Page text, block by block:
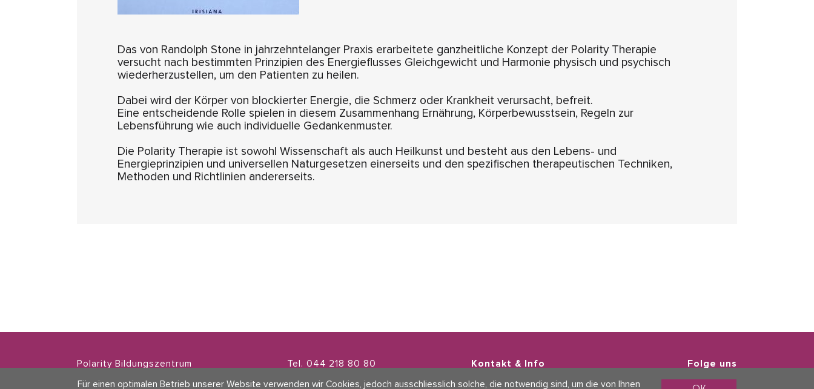
Das von Randolph Stone in jahrzehntelanger Praxis erarbeitete ganzheitliche Konzept der Polarity Therapie
versucht nach bestimmten Prinzipien des Energieflusses Gleichgewicht und Harmonie physisch und psychisch
wiederherzustellen, um den Patienten zu heilen.
Dabei wird der Körper von blockierter Energie, die Schmerz oder Krankheit verursacht, befreit.
Eine entscheidende Rolle spielen in diesem Zusammenhang Ernährung, Körperbewusstsein, Regeln zur
Lebensführung wie auch individuelle Gedankenmuster.
Die Polarity Therapie ist sowohl Wissenschaft als auch Heilkunst und besteht aus den Lebens- und
Energieprinzipien und universellen Naturgesetzen einerseits und den spezifischen therapeutischen Techniken,
Methoden und Richtlinien andererseits.
Polarity Bildungszentrum
8004 Zürich
Tel. 044 218 80 80
Kontakt & Info
Impressum & Datenschutz
Folge uns
Für einen optimalen Betrieb unserer Website verwenden wir Cookies, jedoch ausschliesslich solche, die notwendig sind, um die von Ihnen